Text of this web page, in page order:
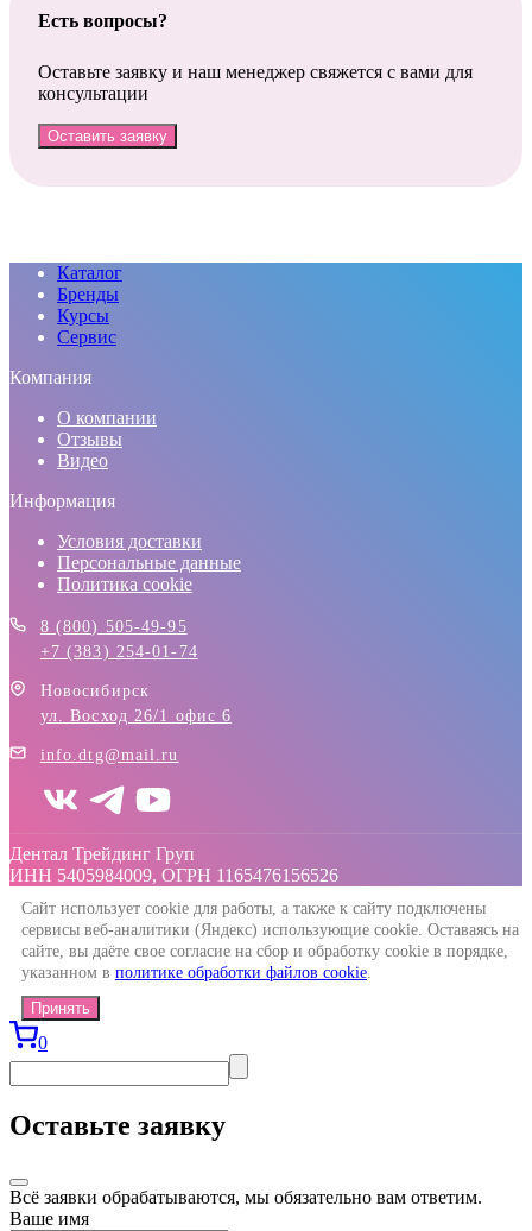
Есть вопросы?
Оставьте заявку и наш менеджер свяжется с вами для
консультации
Оставить заявку
Каталог
Бренды
Курсы
Сервис
Компания
О компании
Отзывы
Видео
Информация
Условия доставки
Персональные данные
Политика cookie
8 (800) 505-49-95
+7 (383) 254-01-74
Новосибирск
ул. Восход 26/1 офис 6
info.dtg@mail.ru
Дентал Трейдинг Груп
ИНН 5405984009, ОГРН 1165476156526
Сайт использует cookie для работы, а также к сайту подключены
сервисы веб-аналитики (Яндекс) использующие cookie. Оставаясь на
сайте, вы даёте свое согласие на сбор и обработку cookie в порядке,
указанном в политике обработки файлов cookie.
Принять
0
Оставьте заявку
Всё заявки обрабатываются, мы обязательно вам ответим.
Ваше имя